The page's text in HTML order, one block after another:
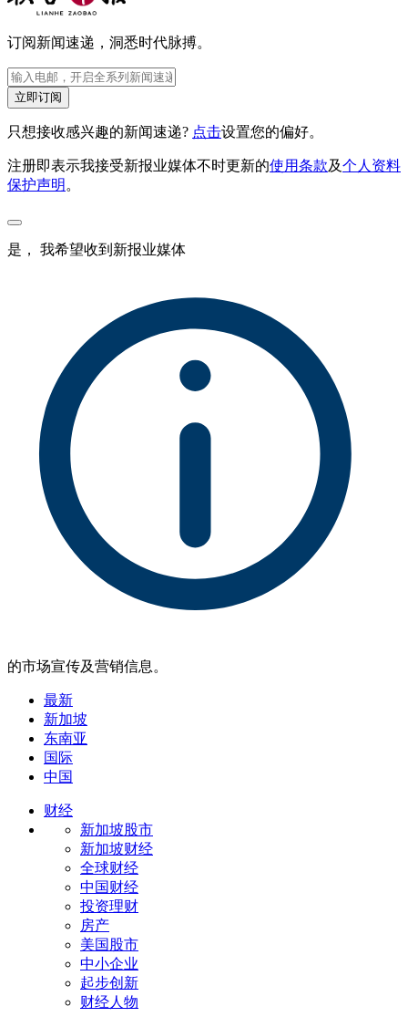
订阅新闻速递，洞悉时代脉搏。
立即订阅
只想接收感兴趣的新闻速递? 点击设置您的偏好。
注册即表示我接受新报业媒体不时更新的使用条款及个人资料
保护声明 。
是， 我希望收到新报业媒体
的市场宣传及营销信息。
最新
新加坡
东南亚
国际
中国
财经
新加坡股市
新加坡财经
全球财经
中国财经
投资理财
房产
美国股市
中小企业
起步创新
财经人物